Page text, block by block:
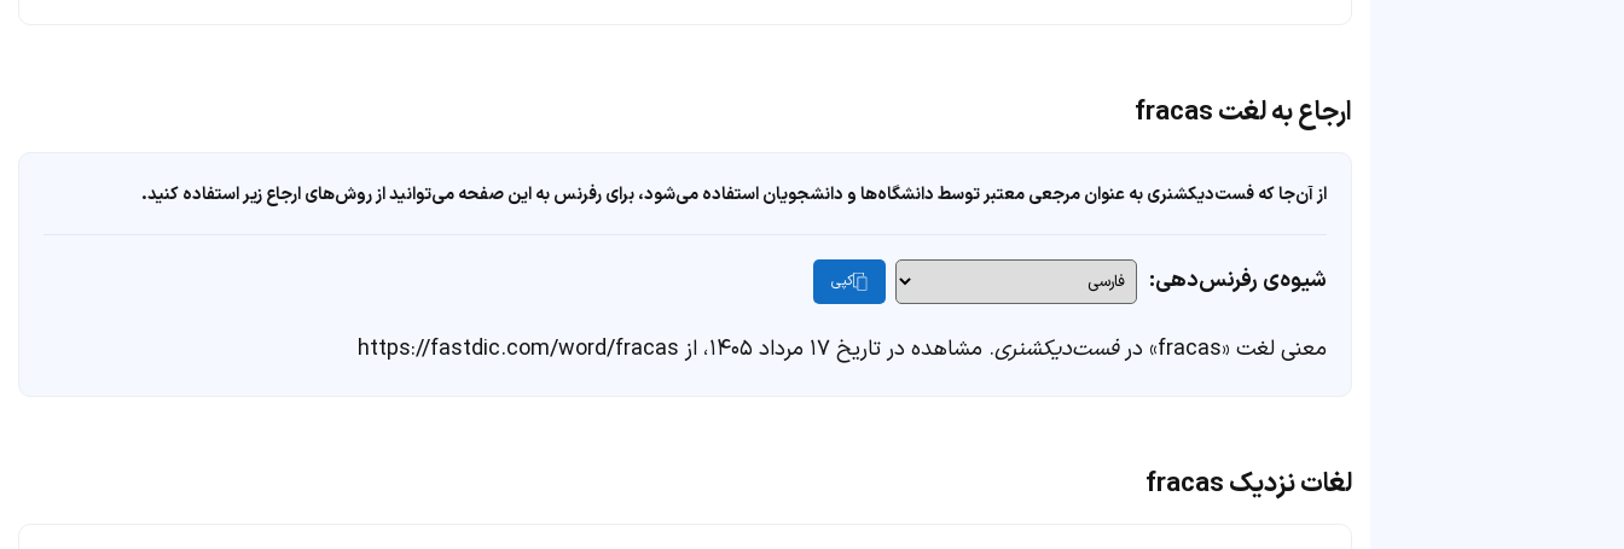
ارجاع به لغت fracas
از آن‌جا که فست‌دیکشنری به عنوان مرجعی معتبر توسط دانشگاه‌ها و دانشجویان استفاده می‌شود، برای رفرنس به این صفحه می‌توانید از روش‌های ارجاع زیر استفاده کنید.
شیوه‌ی رفرنس‌دهی: کپی
معنی لغت «fracas» در فست‌دیکشنری. مشاهده در تاریخ ۱۷ مرداد ۱۴۰۵، از https://fastdic.com/word/fracas
لغات نزدیک fracas